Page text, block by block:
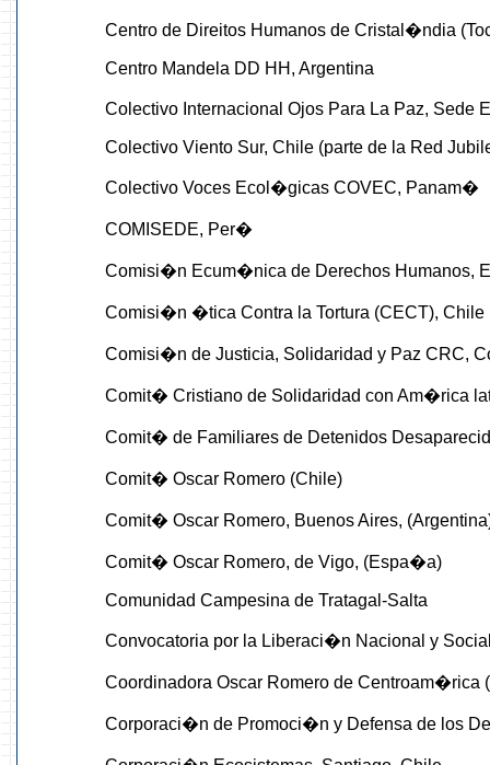
Centro de Direitos Humanos de Cristal�ndia
Centro Mandela DD HH, Argentina
Colectivo Internacional Ojos Para La Paz, Sede
Colectivo Viento Sur, Chile (parte de la Red
Colectivo Voces Ecol�gicas COVEC, Panam�
COMISEDE, Per�
Comisi�n Ecum�nica de Derechos Humanos,
Comisi�n �tica Contra la Tortura (CECT), Chile
Comisi�n de Justicia, Solidaridad y Paz CRC,
Comit� Cristiano de Solidaridad con Am�rica
Comit� de Familiares de Detenidos
Comit� Oscar Romero (Chile)
Comit� Oscar Romero, Buenos Aires,
Comit� Oscar Romero, de Vigo, (Espa�a)
Comunidad Campesina de Tratagal-Salta
Convocatoria por la Liberaci�n Nacional y
Coordinadora Oscar Romero de Centroam�rica
Corporaci�n de Promoci�n y Defensa de los